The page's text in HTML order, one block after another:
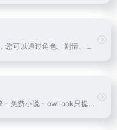
拨云搜索提供贴心的小说搜索服务，您可以通过角色、剧情、专有词汇和类似小说进行检索。我们的内容覆盖了各主流小说站点80%以上的作品，找小说更专业。
owllook - 小说阅读 - 小说搜索引擎 - 免费小说 - owllook只提供检索服务 - 给你最好的搜索服务 - 最清新简洁的阅读体验 - 无广告 - 页面清爽 - 免费全本小说 - 酷酷小说搜索